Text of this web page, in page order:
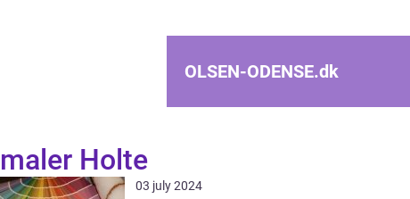
OLSEN-ODENSE.dk
maler Holte
03 july 2024